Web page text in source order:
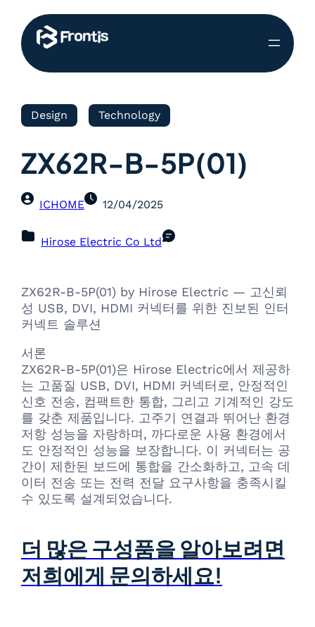
Design Technology
ZX62R-B-5P(01)
ICHOME 12/04/2025
Hirose Electric Co Ltd
ZX62R-B-5P(01) by Hirose Electric — 고신뢰
성 USB, DVI, HDMI 커넥터를 위한 진보된 인터
커넥트 솔루션
서론
ZX62R-B-5P(01)은 Hirose Electric에서 제공하
는 고품질 USB, DVI, HDMI 커넥터로, 안정적인
신호 전송, 컴팩트한 통합, 그리고 기계적인 강도
를 갖춘 제품입니다. 고주기 연결과 뛰어난 환경
저항 성능을 자랑하며, 까다로운 사용 환경에서
도 안정적인 성능을 보장합니다. 이 커넥터는 공
간이 제한된 보드에 통합을 간소화하고, 고속 데
이터 전송 또는 전력 전달 요구사항을 충족시킬
수 있도록 설계되었습니다.
더 많은 구성품을 알아보려면
저희에게 문의하세요!